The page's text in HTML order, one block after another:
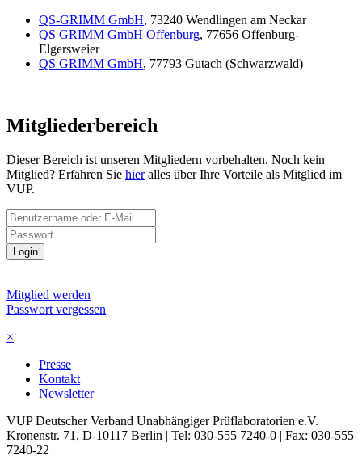
QS-GRIMM GmbH, 73240 Wendlingen am Neckar
QS GRIMM GmbH Offenburg, 77656 Offenburg-
Elgersweier
QS GRIMM GmbH, 77793 Gutach (Schwarzwald)
Mitgliederbereich
Dieser Bereich ist unseren Mitgliedern vorbehalten. Noch kein
Mitglied? Erfahren Sie hieralles über Ihre Vorteile als Mitglied im
VUP.
Login
Mitglied werden
Passwort vergessen
×
Presse
Kontakt
Newsletter
VUP Deutscher Verband Unabhängiger Prüflaboratorien e.V.
Kronenstr. 71, D-10117 Berlin | Tel: 030-555 7240-0 | Fax: 030-555
7240-22